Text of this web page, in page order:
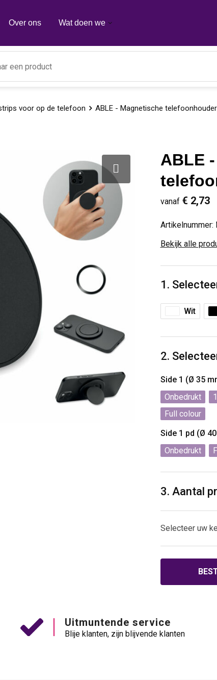
Over ons Wat doen we
voor op de telefoon ABLE - Magnetische telefoonhouder
ABLE
vanaf € 2,73
Artikelnummer:
Bekijk alle
1.
Wit
2.
Side 1 (Ø 35
Onbedrukt
1
Full colour
Side 1 pd (Ø
Onbedrukt
3. Aantal
Selecteer uw
Uitmuntende service
Blije klanten, zijn blijvende klanten